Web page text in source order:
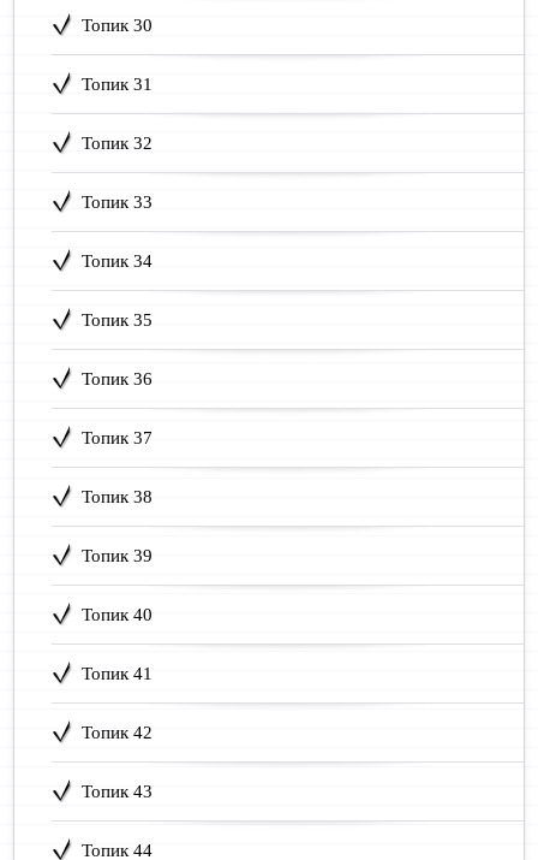
Топик 30
Топик 31
Топик 32
Топик 33
Топик 34
Топик 35
Топик 36
Топик 37
Топик 38
Топик 39
Топик 40
Топик 41
Топик 42
Топик 43
Топик 44